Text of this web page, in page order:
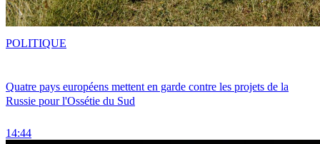
Quatre pays européens mettent en garde contre les projets de la
Russie pour l'Ossétie du Sud
14:44
POLITIQUE